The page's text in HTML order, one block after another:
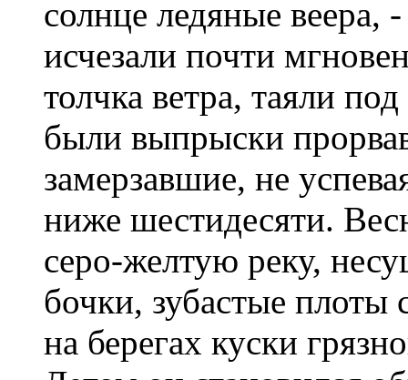
солнце ледяные
исчезали почти
толчка ветра, таяли
были выпрыски
замерзавшие, не
ниже шестидесяти.
серо-желтую реку,
бочки, зубастые
на берегах куски